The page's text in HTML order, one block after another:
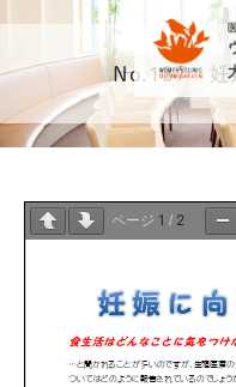
No.137 妊
ページ 1 / 2